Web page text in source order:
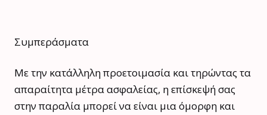
Συμπεράσματα
Με την κατάλληλη προετοιμασία και τηρώντας τα
απαραίτητα μέτρα ασφαλείας, η επίσκεψή σας
στην παραλία μπορεί να είναι μια όμορφη και